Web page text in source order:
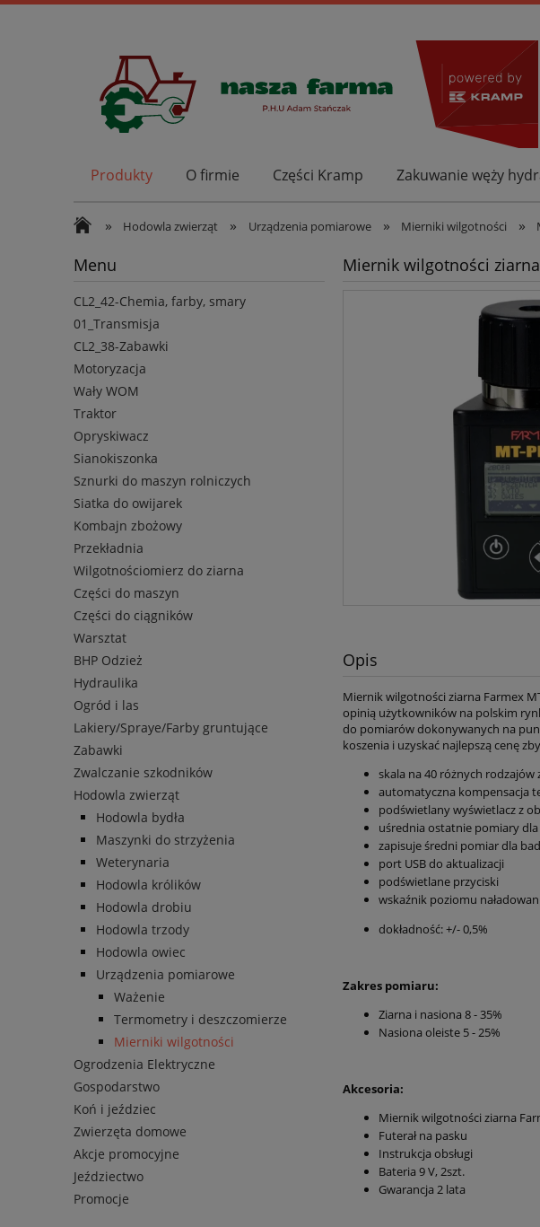
Produkty O firmie Części Kramp Zakuwanie węży
» Hodowla zwierząt » Urządzenia pomiarowe » Mierniki wilgotności »
Menu
CL2_42-Chemia, farby, smary
01_Transmisja
CL2_38-Zabawki
Motoryzacja
Wały WOM
Traktor
Opryskiwacz
Sianokiszonka
Sznurki do maszyn rolniczych
Siatka do owijarek
Kombajn zbożowy
Przekładnia
Wilgotnościomierz do ziarna
Części do maszyn
Części do ciągników
Warsztat
BHP Odzież
Hydraulika
Ogród i las
Lakiery/Spraye/Farby gruntujące
Zabawki
Zwalczanie szkodników
Hodowla zwierząt
Hodowla bydła
Maszynki do strzyżenia
Weterynaria
Hodowla królików
Hodowla drobiu
Hodowla trzody
Hodowla owiec
Urządzenia pomiarowe
Ważenie
Termometry i deszczomierze
Mierniki wilgotności
Ogrodzenia Elektryczne
Gospodarstwo
Koń i jeździec
Zwierzęta domowe
Akcje promocyjne
Jeździectwo
Promocje
Miernik wilgotności
Opis
Miernik wilgotności ziarna Farmex
opinią użytkowników na polskim
do pomiarów dokonywanych na
koszenia i uzyskać najlepszą cenę
skala na 40 różnych rodzajów
automatyczna kompensacja
podświetlany wyświetlacz z
uśrednia ostatnie pomiary
zapisuje średni pomiar dla
port USB do aktualizacji
podświetlane przyciski
wskaźnik poziomu
dokładność: +/- 0,5%
Zakres pomiaru:
Ziarna i nasiona 8 - 35%
Nasiona oleiste 5 - 25%
Akcesoria:
Miernik wilgotności ziarna
Futerał na pasku
Instrukcja obsługi
Bateria 9 V, 2szt.
Gwarancja 2 lata